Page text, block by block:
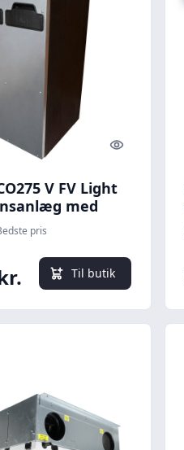
Quick look
V FV Light
med
Ø160 mm
pris
Til butik